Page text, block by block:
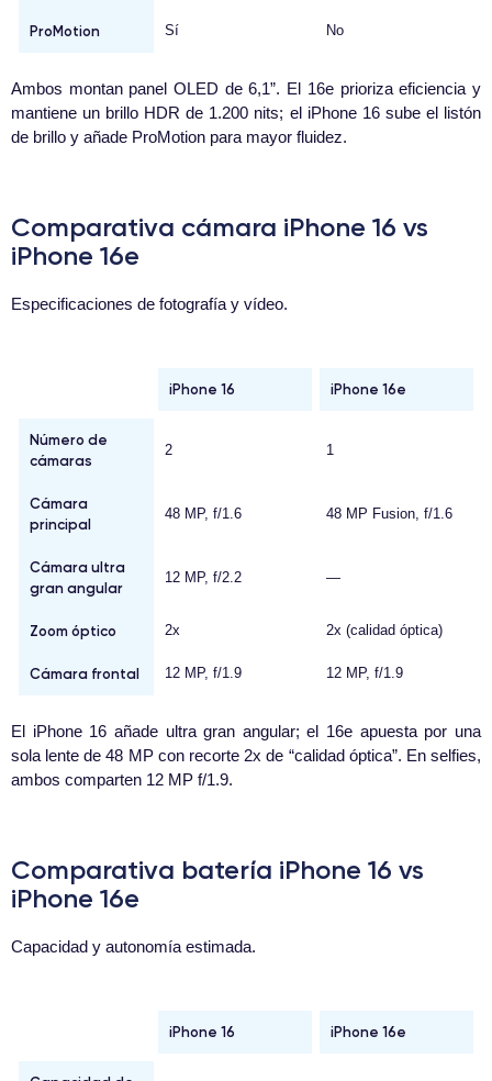
ProMotion Sí No
Ambos montan panel OLED de 6,1”. El 16e prioriza eficiencia y
mantiene un brillo HDR de 1.200 nits; el iPhone 16 sube el listón
de brillo y añade ProMotion para mayor fluidez.
Comparativa cámara iPhone 16 vs
iPhone 16e
Especificaciones de fotografía y vídeo.
iPhone 16 iPhone 16e
Número de
cámaras
2 1
Cámara
principal
48 MP, f/1.6 48 MP Fusion, f/1.6
Cámara ultra
gran angular
12 MP, f/2.2 —
Zoom óptico 2x 2x (calidad óptica)
Cámara frontal 12 MP, f/1.9 12 MP, f/1.9
El iPhone 16 añade ultra gran angular; el 16e apuesta por una
sola lente de 48 MP con recorte 2x de “calidad óptica”. En selfies,
ambos comparten 12 MP f/1.9.
Comparativa batería iPhone 16 vs
iPhone 16e
Capacidad y autonomía estimada.
iPhone 16 iPhone 16e